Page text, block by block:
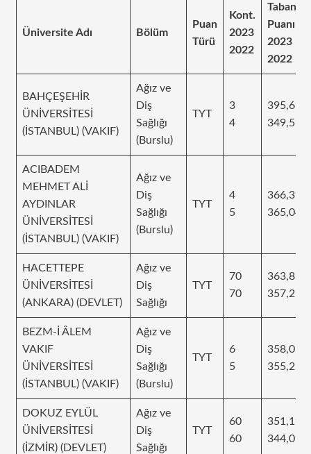
Üniversite Adı Bölüm
Puan
Türü
Kont.
2023
2022
Taban
Puanı
2023
2022
BAHÇEŞEHİR
ÜNİVERSİTESİ
(İSTANBUL) (VAKIF)
Ağız ve
Diş
Sağlığı
(Burslu)
TYT
3
4
395,69
349,595
ACIBADEM
MEHMET ALİ
AYDINLAR
ÜNİVERSİTESİ
(İSTANBUL) (VAKIF)
Ağız ve
Diş
Sağlığı
(Burslu)
TYT
4
5
366,39
365,041
HACETTEPE
ÜNİVERSİTESİ
(ANKARA) (DEVLET)
Ağız ve
Diş
Sağlığı
TYT
70
70
363,818
357,217
BEZM-İ ÂLEM
VAKIF
ÜNİVERSİTESİ
(İSTANBUL) (VAKIF)
Ağız ve
Diş
Sağlığı
(Burslu)
TYT
6
5
358,018
355,254
DOKUZ EYLÜL
ÜNİVERSİTESİ
(İZMİR) (DEVLET)
Ağız ve
Diş
Sağlığı
TYT
60
60
351,195
344,097